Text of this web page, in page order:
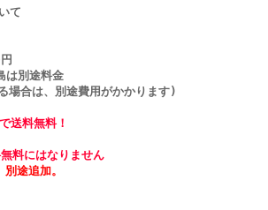
て
別途料金
合は、別途費用がかかります)
送料無料！
料にはなりません
途追加。